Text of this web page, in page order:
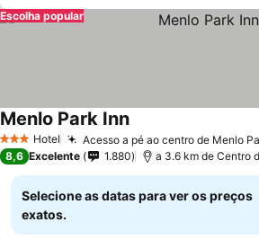
Escolha popular
3 EstrelasHotel Acesso a pé ao centro de Menlo
Menlo Park Inn
8,6 Excelente 1.880 a 3.6 km de Centro
Selecione as datas para ver os preços
exatos.